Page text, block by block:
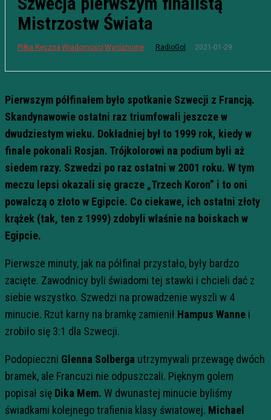
Mistrzostw Świata
Piłka Ręczna Wiadomości Wyróżnione RadioGol 2021-01-29
Pierwszym półfinałem było spotkanie Szwecji z Francją.
Skandynawowie ostatni raz triumfowali jeszcze w
dwudziestym wieku. Dokładniej był to 1999 rok, kiedy w
finale pokonali Rosjan. Trójkolorowi na podium byli aż
siedem razy. Szwedzi po raz ostatni w 2001 roku. W tym
meczu lepsi okazali się gracze „Trzech Koron” i to oni
powalczą o złoto w Egipcie. Co ciekawe, ich ostatni złoty
krążek (tak, ten z 1999) zdobyli właśnie na boiskach w
Egipcie.
Pierwsze minuty, jak na półfinał przystało, były bardzo
zacięte. Zawodnicy byli świadomi tej stawki i chcieli dać z
siebie wszystko. Szwedzi na prowadzenie wyszli w 4
minucie. Rzut karny na bramkę zamienił Hampus Wanne i
zrobiło się 3:1 dla Szwecji.
Podopieczni Glenna Solberga utrzymywali przewagę dwóch
bramek, ale Francuzi nie odpuszczali. Pięknym golem
popisał się Dika Mem. W dwunastej minucie byliśmy
świadkami kolejnego trafienia klasy światowej. Michael